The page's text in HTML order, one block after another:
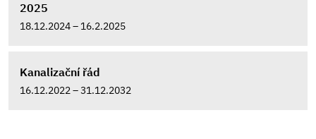
2025
18.12.2024 – 16.2.2025
Kanalizační řád
16.12.2022 – 31.12.2032